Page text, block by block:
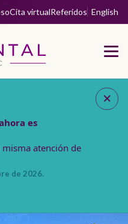
Cita virtualReferidos English
es
atención de
de 2026.